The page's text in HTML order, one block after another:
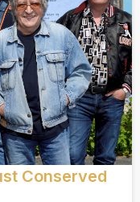
Conserved